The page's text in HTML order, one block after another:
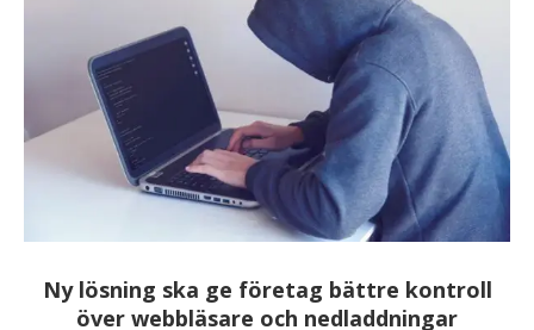
Ny lösning ska ge företag bättre kontroll
över webbläsare och nedladdningar